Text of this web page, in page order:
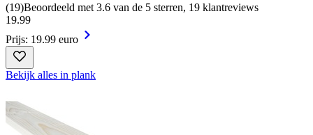
(19)Beoordeeld met 3.6 van de 5 sterren, 19 klantreviews
19.99
Prijs: 19.99 euro
Bekijk alles in plank